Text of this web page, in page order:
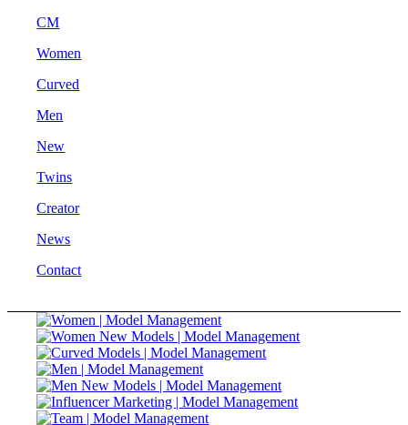
CM
Women
Curved
Men
New
Twins
Creator
News
Contact